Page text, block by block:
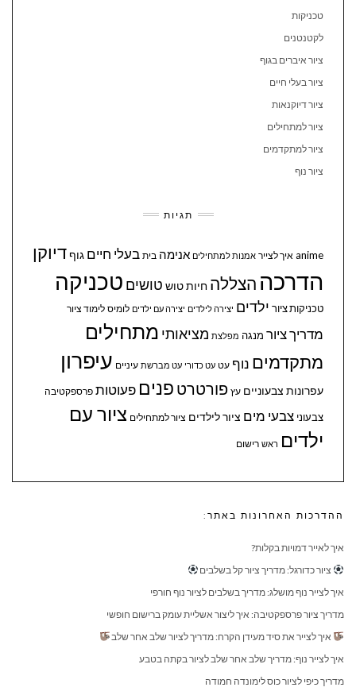
טכניקות
לקטנטנים
ציור איברים בגוף
ציור בעלי חיים
ציור דיוקנאות
ציור למתחילים
ציור למתקדמים
ציור נוף
תגיות
anime איך לצייר אמנות למתחילים אנימה בית בעלי חיים גוףדיוקן
הדרכה הצללה חיותטוש טושים טכניקה
טכניקות ציור ילדים יצירה לילדים יצירה עם ילדים לומיס לימוד ציור
מדריך ציור מנגה מפלצת מציאותי מתחילים
מתקדמים נוף עט עט כדורי עט מברשת עיניים עיפרון
עפרונות צבעוניים עץ פורטרט פנים פעוטות פרספקטיבה
צבעוני צבעי מים ציור לילדים ציור למתחילים ציור עם
ילדים ראש רישום
ההדרכות האחרונות באתר:
איך לאייר דמויות בקלות?
ציור כדורגל: מדריך ציור קל בשלבים
איך לצייר נוף מושלג: מדריך בשלבים לציור נוף חורפי
מדריך ציור פרספקטיבה: איך ליצור אשליית עומק ברישום חופשי
איך לצייר את סיד מעידן הקרח: מדריך לציור שלב אחר שלב
איך לצייר נוף: מדריך שלב אחר שלב לציור בקתה בטבע
מדריך כיפי לציור כוס לימונדה חמודה